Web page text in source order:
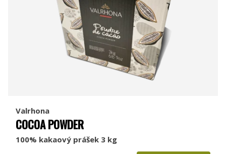
Valrhona
COCOA POWDER
100% kakaový prášek 3 kg